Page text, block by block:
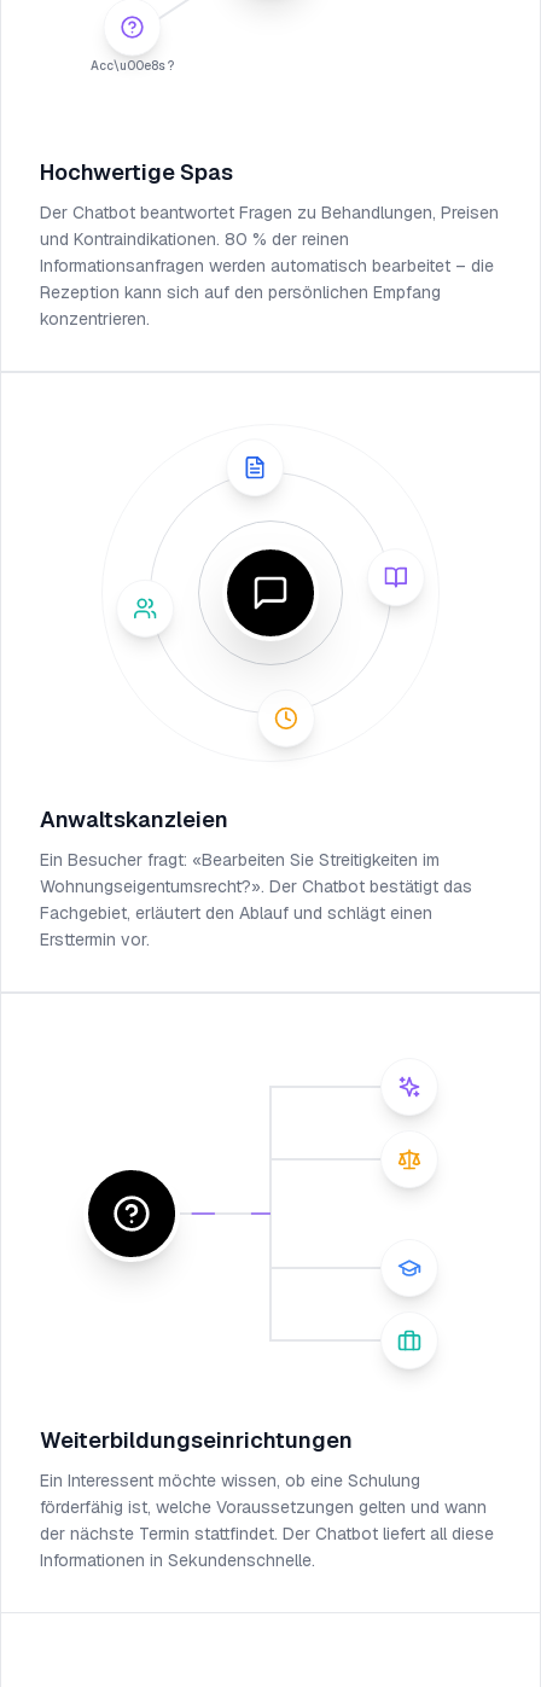
Acc\u00e8s ?
Hochwertige Spas
Der Chatbot beantwortet Fragen zu Behandlungen, Preisen
und Kontraindikationen. 80 % der reinen
Informationsanfragen werden automatisch bearbeitet – die
Rezeption kann sich auf den persönlichen Empfang
konzentrieren.
Anwaltskanzleien
Ein Besucher fragt: «Bearbeiten Sie Streitigkeiten im
Wohnungseigentumsrecht?». Der Chatbot bestätigt das
Fachgebiet, erläutert den Ablauf und schlägt einen
Ersttermin vor.
Weiterbildungseinrichtungen
Ein Interessent möchte wissen, ob eine Schulung
förderfähig ist, welche Voraussetzungen gelten und wann
der nächste Termin stattfindet. Der Chatbot liefert all diese
Informationen in Sekundenschnelle.